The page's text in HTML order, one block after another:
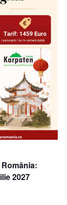
2027